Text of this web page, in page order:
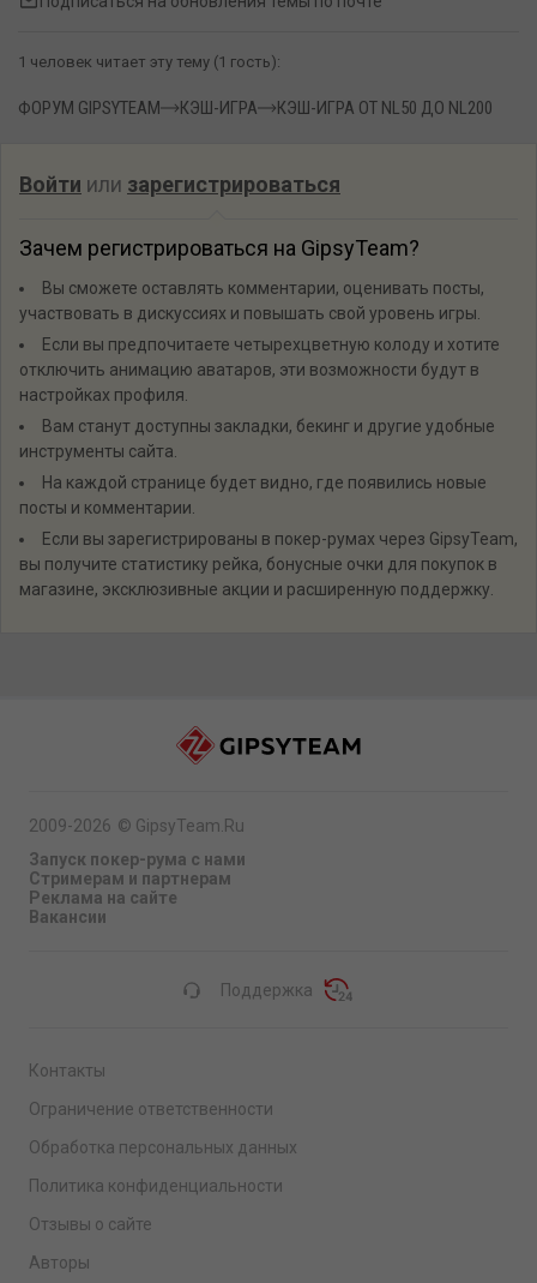
1 человек читает эту тему (1 гость):
ФОРУМ GIPSYTEAM КЭШ-ИГРА КЭШ-ИГРА ОТ NL50 ДО NL200
Войти или зарегистрироваться
Зачем регистрироваться на GipsyTeam?
Вы сможете оставлять комментарии, оценивать посты,
участвовать в дискуссиях и повышать свой уровень игры.
Если вы предпочитаете четырехцветную колоду и хотите
отключить анимацию аватаров, эти возможности будут в
настройках профиля.
Вам станут доступны закладки, бекинг и другие удобные
инструменты сайта.
На каждой странице будет видно, где появились новые
посты и комментарии.
Если вы зарегистрированы в покер-румах через GipsyTeam,
вы получите статистику рейка, бонусные очки для покупок в
магазине, эксклюзивные акции и расширенную поддержку.
Поддержка
2009-2026 © GipsyTeam.Ru
Запуск покер-рума с нами
Стримерам и партнерам
Реклама на сайте
Вакансии
Контакты
Ограничение ответственности
Обработка персональных данных
Политика конфиденциальности
Отзывы о сайте
Авторы